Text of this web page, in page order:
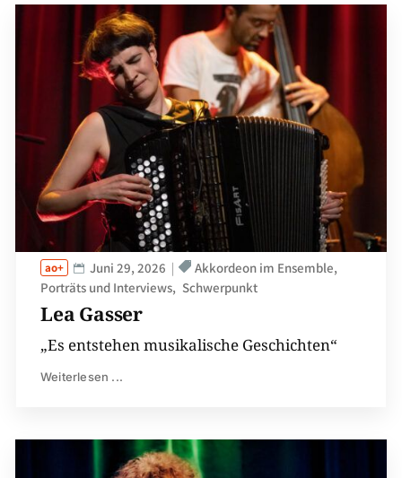
Lea Gasser
Juni 29, 2026
Akkordeon im Ensemble
Porträts und Interviews
Schwerpunkt
„Es entstehen musikalische Geschichten“
Weiterlesen ...